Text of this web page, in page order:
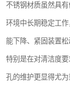
不锈钢材质虽然具
环境中长期稳定工
能下降、紧固装置松
特别是在对清洁度
孔的维护更显得尤为